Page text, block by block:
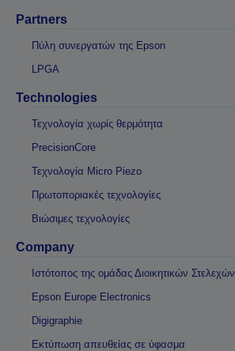
Partners
Πύλη συνεργατών της Epson
LPGA
Technologies
Τεχνολογία χωρίς θερμότητα
PrecisionCore
Τεχνολογία Micro Piezo
Πρωτοποριακές τεχνολογίες
Βιώσιμες τεχνολογίες
Company
Ιστότοπος της ομάδας Διοικητικών Στελεχών
Epson Europe Electronics
Digigraphie
Εκτύπωση απευθείας σε ύφασμα